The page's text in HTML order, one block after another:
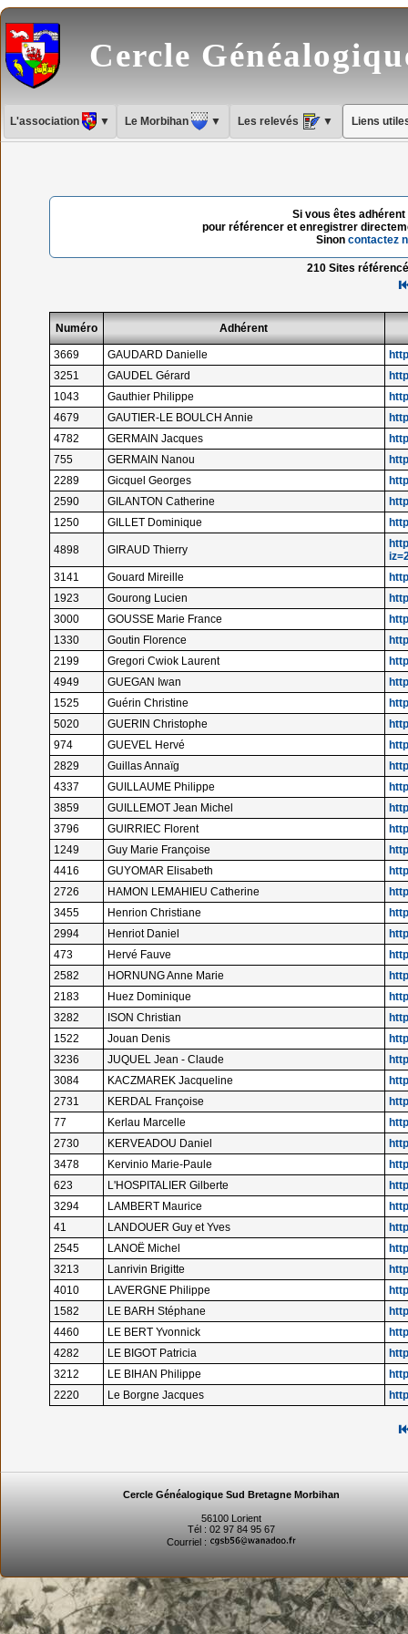
Cercle
L'association ▼ Le Morbihan ▼ Les relevés ▼ Liens
Si vous êtes
pour référencer et enregistrer
Sinoncontactez
210 Sites
Numéro Adhérent
3669 GAUDARD Danielle
3251
GAUDEL Gérard
1043
Gauthier Philippe
4679
GAUTIER-LE BOULCH Annie
4782
GERMAIN Jacques
755
GERMAIN Nanou
2289
Gicquel Georges
2590
GILANTON Catherine
1250
GILLET Dominique
4898 GIRAUD Thierry
3141
Gouard Mireille
1923
Gourong Lucien
3000
GOUSSE Marie France
1330
Goutin Florence
2199
Gregori Cwiok Laurent
4949
GUEGAN Iwan
1525
Guérin Christine
5020
GUERIN Christophe
974
GUEVEL Hervé
2829
Guillas Annaïg
4337
GUILLAUME Philippe
3859
GUILLEMOT Jean Michel
3796
GUIRRIEC Florent
1249
Guy Marie Françoise
4416
GUYOMAR Elisabeth
2726
HAMON LEMAHIEU Catherine
3455
Henrion Christiane
2994
Henriot Daniel
473
Hervé Fauve
2582
HORNUNG Anne Marie
2183
Huez Dominique
3282
ISON Christian
1522
Jouan Denis
3236
JUQUEL Jean - Claude
3084
KACZMAREK Jacqueline
2731
KERDAL Françoise
77
Kerlau Marcelle
2730
KERVEADOU Daniel
3478
Kervinio Marie-Paule
623
L'HOSPITALIER Gilberte
3294
LAMBERT Maurice
41
LANDOUER Guy et Yves
2545
LANOË Michel
3213
Lanrivin Brigitte
4010
LAVERGNE Philippe
1582
LE BARH Stéphane
4460
LE BERT Yvonnick
4282
LE BIGOT Patricia
3212
LE BIHAN Philippe
2220
Le Borgne Jacques
Cercle Généalogique Sud Bretagne Morbihan
56100 Lorient
Tél : 02 97 84 95 67
Courriel :